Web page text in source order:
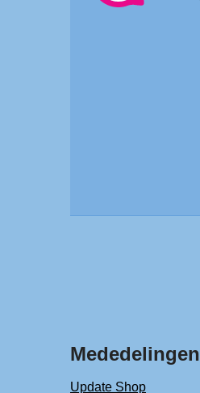
Mededelingen
Update Shop